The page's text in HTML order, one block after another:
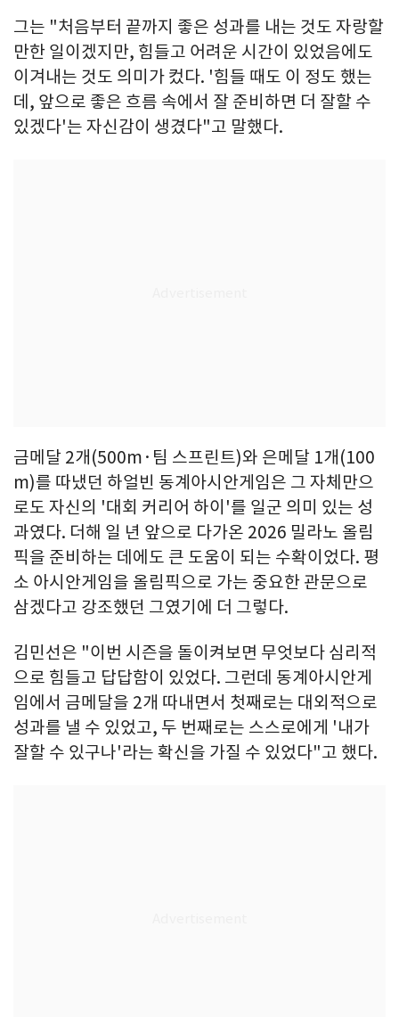
그는 "처음부터 끝까지 좋은 성과를 내는 것도 자랑할
만한 일이겠지만, 힘들고 어려운 시간이 있었음에도
이겨내는 것도 의미가 컸다. '힘들 때도 이 정도 했는
데, 앞으로 좋은 흐름 속에서 잘 준비하면 더 잘할 수
있겠다'는 자신감이 생겼다"고 말했다.
금메달 2개(500m·팀 스프린트)와 은메달 1개(100
m)를 따냈던 하얼빈 동계아시안게임은 그 자체만으
로도 자신의 '대회 커리어 하이'를 일군 의미 있는 성
과였다. 더해 일 년 앞으로 다가온 2026 밀라노 올림
픽을 준비하는 데에도 큰 도움이 되는 수확이었다. 평
소 아시안게임을 올림픽으로 가는 중요한 관문으로
삼겠다고 강조했던 그였기에 더 그렇다.
김민선은 "이번 시즌을 돌이켜보면 무엇보다 심리적
으로 힘들고 답답함이 있었다. 그런데 동계아시안게
임에서 금메달을 2개 따내면서 첫째로는 대외적으로
성과를 낼 수 있었고, 두 번째로는 스스로에게 '내가
잘할 수 있구나'라는 확신을 가질 수 있었다"고 했다.